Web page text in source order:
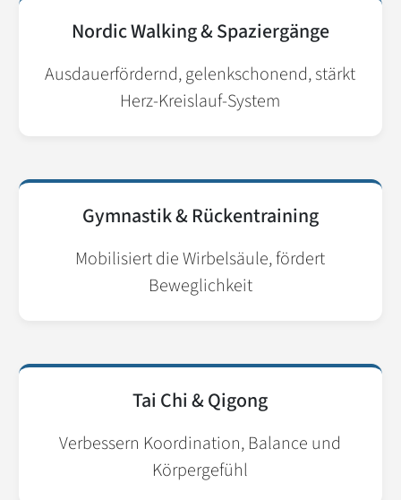
Nordic Walking & Spaziergänge
Ausdauerfördernd, gelenkschonend, stärkt
Herz-Kreislauf-System
Gymnastik & Rückentraining
Mobilisiert die Wirbelsäule, fördert
Beweglichkeit
Tai Chi & Qigong
Verbessern Koordination, Balance und
Körpergefühl